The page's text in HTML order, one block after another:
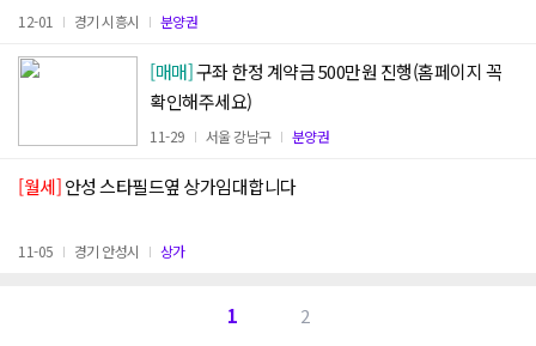
12-01 경기 시흥시 분양권
[매매]
확인해주세요)
11-29 서울 강남구 분양권
[월세]안성 스타필드옆 상가임대합니다
11-05 경기 안성시 상가
1 2